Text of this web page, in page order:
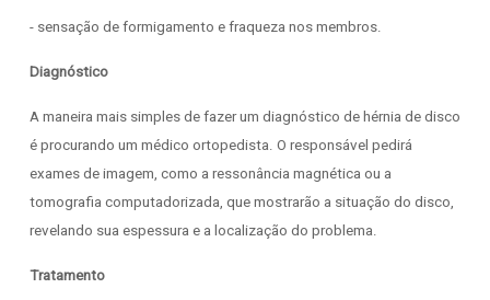
- sensação de formigamento e fraqueza nos membros.
Diagnóstico
A maneira mais simples de fazer um diagnóstico de hérnia de disco
é procurando um médico ortopedista. O responsável pedirá
exames de imagem, como a ressonância magnética ou a
tomografia computadorizada, que mostrarão a situação do disco,
revelando sua espessura e a localização do problema.
Tratamento